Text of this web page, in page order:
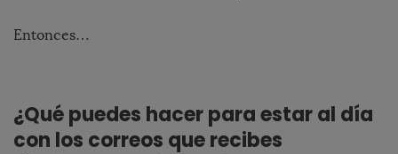
Entonces…
¿Qué puedes hacer para estar al día
con los correos que recibes